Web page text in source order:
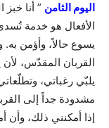
اليوم الثامن
الأفعال هو خدمة
يسوع حالاً، وأؤمن
القربان المقدّس،
يلبّي رغباتي،
مشدودة جداً إلى
إذا أمكنني ذلك، وأن